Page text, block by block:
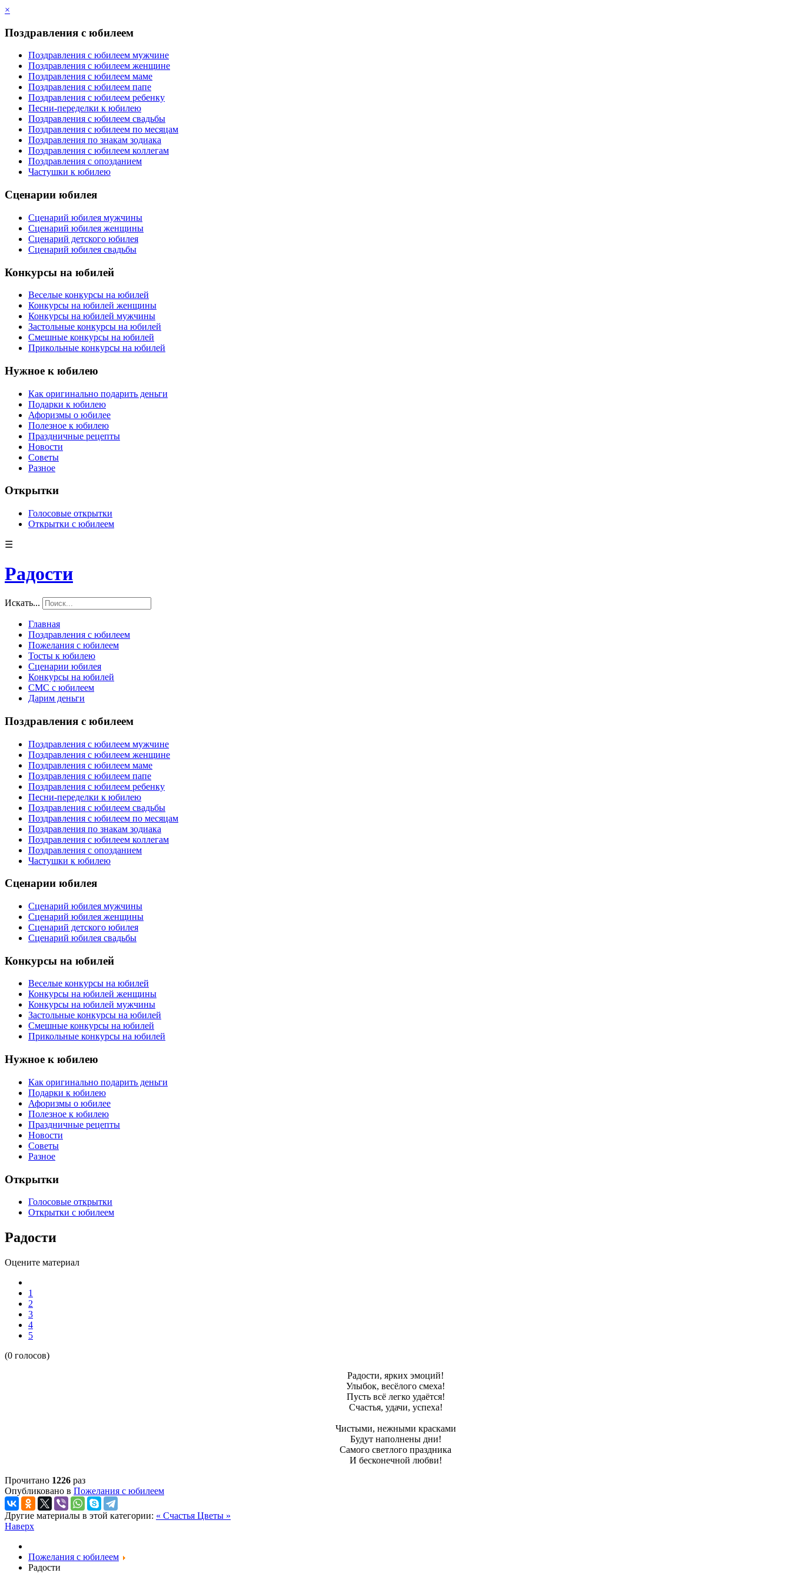
×
Поздравления с юбилеем
Поздравления с юбилеем мужчине
Поздравления с юбилеем женщине
Поздравления с юбилеем маме
Поздравления с юбилеем папе
Поздравления с юбилеем ребенку
Песни-переделки к юбилею
Поздравления с юбилеем свадьбы
Поздравления с юбилеем по месяцам
Поздравления по знакам зодиака
Поздравления с юбилеем коллегам
Поздравления с опозданием
Частушки к юбилею
Сценарии юбилея
Сценарий юбилея мужчины
Сценарий юбилея женщины
Сценарий детского юбилея
Сценарий юбилея свадьбы
Конкурсы на юбилей
Веселые конкурсы на юбилей
Конкурсы на юбилей женщины
Конкурсы на юбилей мужчины
Застольные конкурсы на юбилей
Смешные конкурсы на юбилей
Прикольные конкурсы на юбилей
Нужное к юбилею
Как оригинально подарить деньги
Подарки к юбилею
Афоризмы о юбилее
Полезное к юбилею
Праздничные рецепты
Новости
Советы
Разное
Открытки
Голосовые открытки
Открытки с юбилеем
☰
Радости
Искать...
Главная
Поздравления с юбилеем
Пожелания с юбилеем
Тосты к юбилею
Сценарии юбилея
Конкурсы на юбилей
СМС с юбилеем
Дарим деньги
Поздравления с юбилеем
Поздравления с юбилеем мужчине
Поздравления с юбилеем женщине
Поздравления с юбилеем маме
Поздравления с юбилеем папе
Поздравления с юбилеем ребенку
Песни-переделки к юбилею
Поздравления с юбилеем свадьбы
Поздравления с юбилеем по месяцам
Поздравления по знакам зодиака
Поздравления с юбилеем коллегам
Поздравления с опозданием
Частушки к юбилею
Сценарии юбилея
Сценарий юбилея мужчины
Сценарий юбилея женщины
Сценарий детского юбилея
Сценарий юбилея свадьбы
Конкурсы на юбилей
Веселые конкурсы на юбилей
Конкурсы на юбилей женщины
Конкурсы на юбилей мужчины
Застольные конкурсы на юбилей
Смешные конкурсы на юбилей
Прикольные конкурсы на юбилей
Нужное к юбилею
Как оригинально подарить деньги
Подарки к юбилею
Афоризмы о юбилее
Полезное к юбилею
Праздничные рецепты
Новости
Советы
Разное
Открытки
Голосовые открытки
Открытки с юбилеем
Радости
Оцените материал
1
2
3
4
5
(0 голосов)
Радости, ярких эмоций!
Улыбок, весёлого смеха!
Пусть всё легко удаётся!
Счастья, удачи, успеха!
Чистыми, нежными красками
Будут наполнены дни!
Самого светлого праздника
И бесконечной любви!
Прочитано 1226 раз
Опубликовано в Пожелания с юбилеем
Другие материалы в этой категории: « Счастья Цветы »
Наверх
Пожелания с юбилеем
Радости